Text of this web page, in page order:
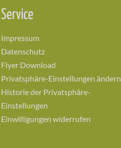
Service
Impressum
Datenschutz
Flyer Download
Privatsphäre-Einstellungen ändern
Historie der Privatsphäre-
Einstellungen
Einwilligungen widerrufen